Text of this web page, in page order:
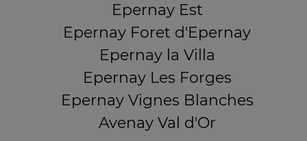
Epernay Est
Epernay Foret d'Epernay
Epernay la Villa
Epernay Les Forges
Epernay Vignes Blanches
Avenay Val d'Or